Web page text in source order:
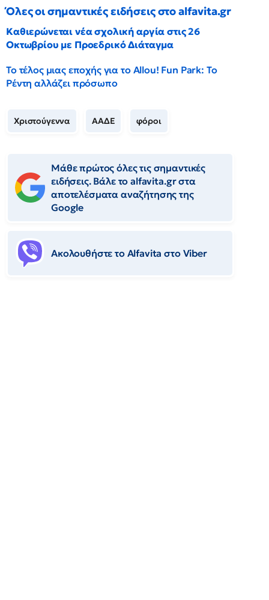
Όλες οι σημαντικές ειδήσεις στο alfavita.gr
Καθιερώνεται νέα σχολική αργία στις 26
Οκτωβρίου με Προεδρικό Διάταγμα
Το τέλος μιας εποχής για το Allou! Fun Park: Το
Ρέντη αλλάζει πρόσωπο
Χριστούγεννα ΑΑΔΕ φόροι
Μάθε πρώτος όλες τις σημαντικές
ειδήσεις. Βάλε το alfavita.gr στα
αποτελέσματα αναζήτησης της
Google
Ακολουθήστε το Αlfavita στο Viber